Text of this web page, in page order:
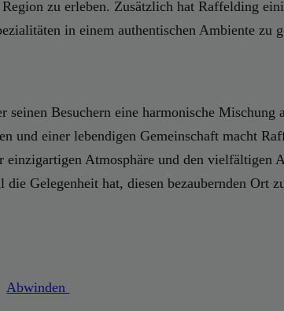
zu erleben. Zusätzlich hat Raffelding
in einem authentischen Ambiente zu
Besuchern eine harmonische
und einer lebendigen Gemeinschaft macht
Atmosphäre und den vielfältigen
Gelegenheit hat, diesen bezaubernden Ort
Abwinden